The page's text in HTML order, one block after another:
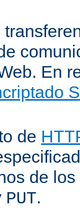
En
de
de
PUT.